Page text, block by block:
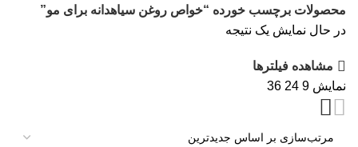
محصولات برچسب خورده “خواص روغن سیاهدانه برای مو”
در حال نمایش یک نتیجه
مشاهده فیلترها
نمایش 9
24
36